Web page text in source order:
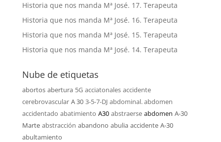
Historia que nos manda Mª José. 17. Terapeuta
Historia que nos manda Mª José. 16. Terapeuta
Historia que nos manda Mª José. 15. Terapeuta
Historia que nos manda Mª José. 14. Terapeuta
Nube de etiquetas
abortos abertura 5G acciatonales accidente
cerebrovascular A 30 3-5-7-DJ abdominal. abdomen
accidentado abatimiento A30 abstraerse abdomen A-30
Marte abstracción abandono abulia accidente A-30
abultamiento